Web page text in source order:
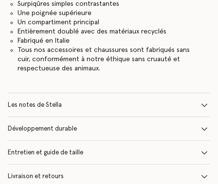
Surpiqûres simples contrastantes
Une poignée supérieure
Un compartiment principal
Entièrement doublé avec des matériaux recyclés
Fabriqué en Italie
Tous nos accessoires et chaussures sont fabriqués sans
cuir, conformément à notre éthique sans cruauté et
respectueuse des animaux.
Les notes de Stella
Développement durable
Entretien et guide de taille
Livraison et retours